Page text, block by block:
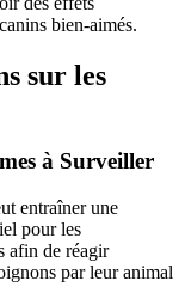
bien-aimés.
sur les
à Surveiller
entraîner une
pour les
afin de réagir
par leur animal